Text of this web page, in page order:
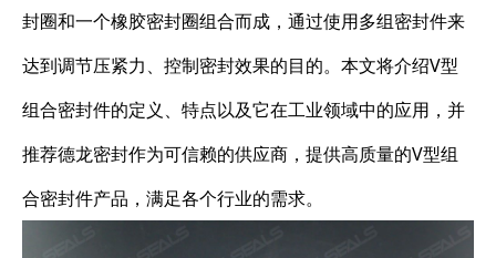
封圈和一个橡胶密封圈组合而成，通过使用多组密封件来
达到调节压紧力、控制密封效果的目的。本文将介绍V型
组合密封件的定义、特点以及它在工业领域中的应用，并
推荐德龙密封作为可信赖的供应商，提供高质量的V型组
合密封件产品，满足各个行业的需求。